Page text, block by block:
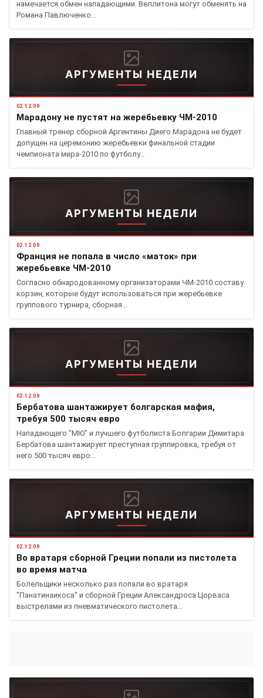
намечается обмен нападающими. Веллитона могут обменять на
Романа Павлюченко…
АРГУМЕНТЫ НЕДЕЛИ
02.12.09
Марадону не пустят на жеребьевку ЧМ-2010
Главный тренер сборной Аргентины Диего Марадона не будет
допущен на церемонию жеребьевки финальной стадии
чемпионата мира-2010 по футболу…
АРГУМЕНТЫ НЕДЕЛИ
02.12.09
Франция не попала в число «маток» при
жеребьевке ЧМ-2010
Согласно обнародованному организаторами ЧМ-2010 составу
корзин, которые будут использоваться при жеребьевке
группового турнира, сборная…
АРГУМЕНТЫ НЕДЕЛИ
02.12.09
Бербатова шантажирует болгарская мафия,
требуя 500 тысяч евро
Нападающего "МЮ" и лучшего футболиста Болгарии Димитара
Бербатова шантажирует преступная группировка, требуя от
него 500 тысяч евро…
АРГУМЕНТЫ НЕДЕЛИ
02.12.09
Во вратаря сборной Греции попали из пистолета
во время матча
Болельщики несколько раз попали во вратаря
"Панатинаикоса" и сборной Греции Александроса Цорваса
выстрелами из пневматического пистолета…